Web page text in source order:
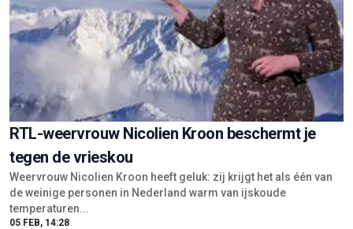
RTL-weervrouw Nicolien Kroon beschermt je
tegen de vrieskou
Weervrouw Nicolien Kroon heeft geluk: zij krijgt het als één van
de weinige personen in Nederland warm van ijskoude
temperaturen...
05 FEB, 14:28